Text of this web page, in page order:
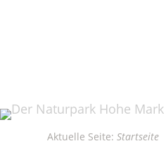
Aktuelle Seite:Startseite